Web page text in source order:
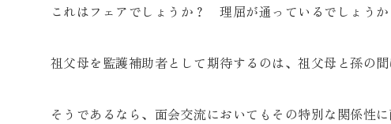
これはフェアでしょうか？ 理屈が通っているでしょうか
祖父母を監護補助者として期待するのは、祖父母と孫の
そうであるなら、面会交流においてもその特別な関係性に